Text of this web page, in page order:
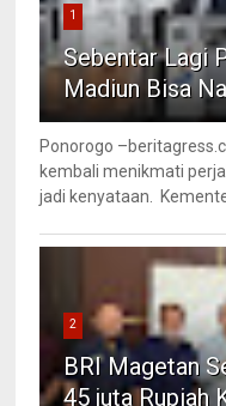
1
Sebentar Lagi
Madiun Bisa
Ponorogo
kembali menikmati
jadi kenyataan.
2
BRI Magetan
45 juta Rupiah